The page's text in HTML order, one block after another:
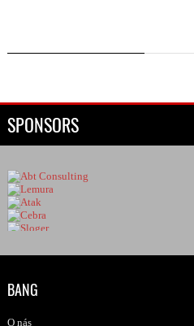
SPONSORS
BANG
O nás